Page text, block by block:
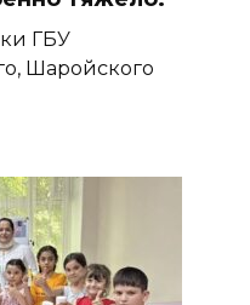
ГБУ
Шаройского